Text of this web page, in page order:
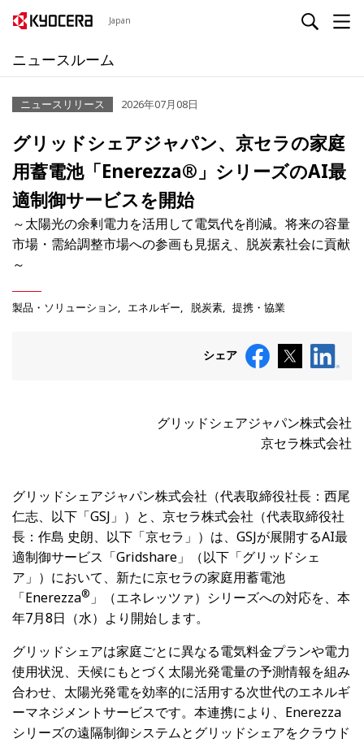
Japan
ニュースルーム
ニュースリリース 2026年07月08日
グリッドシェアジャパン、京セラの家庭
用蓄電池「Enerezza®」シリーズのAI最
適制御サービスを開始
～太陽光の余剰電力を活用して電気代を削減。将来の容量
市場・需給調整市場への参画も見据え、脱炭素社会に貢献
～
製品・ソリューション エネルギー 脱炭素 提携・協業
シェア
グリッドシェアジャパン株式会社
京セラ株式会社
グリッドシェアジャパン株式会社（代表取締役社長：西尾
仁志、以下「GSJ」）と、京セラ株式会社（代表取締役社
長：作島 史朗、以下「京セラ」）は、GSJが展開するAI最
適制御サービス「Gridshare」（以下「グリッドシェ
ア」）において、新たに京セラの家庭用蓄電池
「Enerezza® 」（エネレッツァ）シリーズへの対応を、本
年7月8日（水）より開始します。
グリッドシェアは家庭ごとに異なる電気料金プランや電力
使用状況、天候にもとづく太陽光発電量の予測情報を組み
合わせ、太陽光発電を効率的に活用する次世代のエネルギ
ーマネジメントサービスです。本連携により、Enerezza
シリーズの遠隔制御システムとグリッドシェアをクラウド